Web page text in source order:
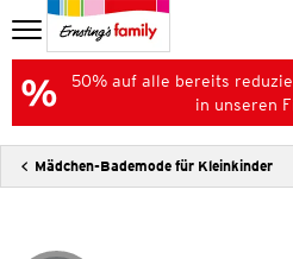
50% auf alle bereits
in unseren
Mädchen-Bademode für Kleinkinder